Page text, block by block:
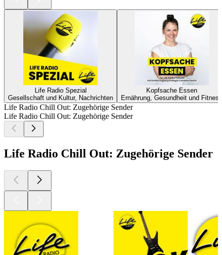
Life Radio Spezial
Gesellschaft und Kultur, Nachrichten
Kopfsache Essen
Ernährung, Gesundheit und Fitness
Life Radio Chill Out: Zugehörige Sender
Life Radio Chill Out: Zugehörige Sender
Life Radio Chill Out: Zugehörige Sender